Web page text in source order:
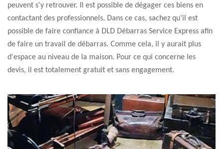
peuvent s'y retrouver. Il est possible de dégager ces biens en
contactant des professionnels. Dans ce cas, sachez qu'il est
possible de faire confiance à DLD Débarras Service Express afin
de faire un travail de débarras. Comme cela, il y aurait plus
d'espace au niveau de la maison. Pour ce qui concerne les
devis, il est totalement gratuit et sans engagement.